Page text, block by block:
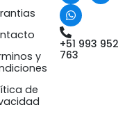
y
de
+51 993 952
763